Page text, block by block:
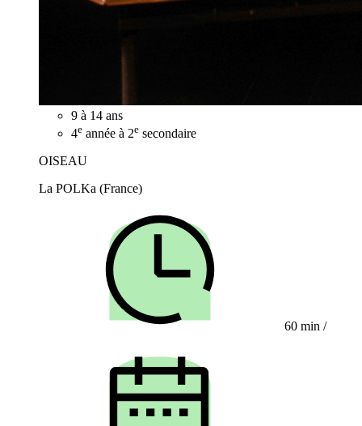
9 à 14 ans
4e année à 2e secondaire
OISEAU
La POLKa (France)
60 min /